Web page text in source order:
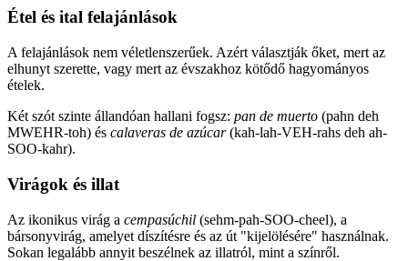
Étel és ital felajánlások
A felajánlások nem véletlenszerűek. Azért választják őket, mert az
elhunyt szerette, vagy mert az évszakhoz kötődő hagyományos
ételek.
Két szót szinte állandóan hallani fogsz: pan de muerto (pahn deh
MWEHR-toh) és calaveras de azúcar(kah-lah-VEH-rahs deh ah-
SOO-kahr).
Virágok és illat
Az ikonikus virág a cempasúchil (sehm-pah-SOO-cheel), a
bársonyvirág, amelyet díszítésre és az út "kijelölésére" használnak.
Sokan legalább annyit beszélnek az illatról, mint a színről.